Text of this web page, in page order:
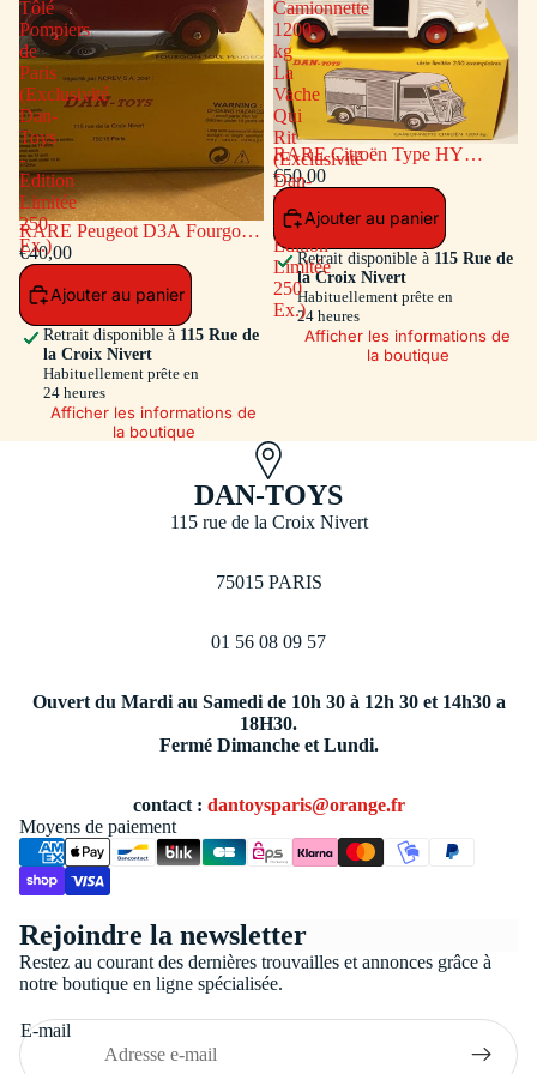
Tôlé
Pompiers
de
Paris
(Exclusivité
Dan-
Toys
-
Edition
Limitée
250
Ex.)
RARE Peugeot D3A Fourgon
Tôlé Pompiers de Paris
(Exclusivité Dan-Toys - Edition
Limitée 250 Ex.)
€40,00
Ajouter au panier
Retrait disponible à 115 Rue de
la Croix Nivert
Habituellement prête en
24 heures
Afficher les informations de
la boutique
Camionnette
1200
kg
La
Vache
Qui
Rit
(Exclusivité
Dan-
Toys
-
Edition
Limitée
250
Ex.)
RARE Citroën Type HY
Camionnette 1200 kg La Vache
Qui Rit (Exclusivité Dan-Toys -
Edition Limitée 250 Ex.)
€50,00
Ajouter au panier
Retrait disponible à 115 Rue de
la Croix Nivert
Habituellement prête en
24 heures
Afficher les informations de
la boutique
DAN-TOYS
115 rue de la Croix Nivert
75015 PARIS
01 56 08 09 57
Ouvert du Mardi au Samedi de 10h 30 à 12h 30 et 14h30 a
18H30.
Fermé Dimanche et Lundi.
contact : dantoysparis@orange.fr
Moyens de paiement
Rejoindre la newsletter
Restez au courant des dernières trouvailles et annonces grâce à
notre boutique en ligne spécialisée.
E-mail
Conditions générales de vente
Coordonnées
Politique d’expédition